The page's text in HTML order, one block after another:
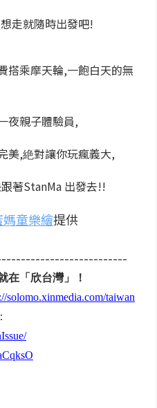
走就隨時出發吧!
搭乘摩天輪,一飽白天的無
夜親子體驗員,
美,絶對讓你玩瘋義大,
著StanMa 出發去!!
童樂繪提供
在「欣台灣」！
solomo.xinmedia.com/taiwan